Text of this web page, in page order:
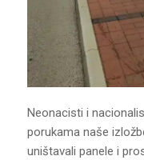
Neonacisti i
porukama naše
uništavali panele i